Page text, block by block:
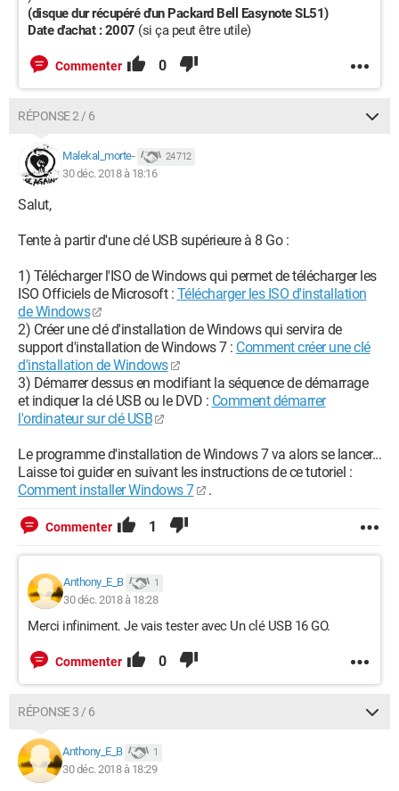
Processeur graphique : NVIDIA GeForce 7150M / nForce
630M (HP)
(SATA )
Processeur : AMD Athlon x2 64 (détécté comme Mobile AMD
Date d'achat : 2007 (si ça peut être utile)
Configuration:
(disque dur récupéré d'un Packard Bell Easynote SL51)
Date d'achat : 2007 (si ça peut être utile)
Commenter 0
RÉPONSE 2 / 6
Malekal_morte- 24 712
30 déc. 2018 à 18:16
Salut,
Tente à partir d'une clé USB supérieure à 8 Go :
1) Télécharger l'ISO de Windows qui permet de télécharger les
ISO Officiels de Microsoft : Télécharger les ISO d'installation
de Windows
2) Créer une clé d'installation de Windows qui servira de
support d'installation de Windows 7 : Comment créer une clé
d'installation de Windows
3) Démarrer dessus en modifiant la séquence de démarrage
et indiquer la clé USB ou le DVD : Comment démarrer
l'ordinateur sur clé USB
Le programme d'installation de Windows 7 va alors se lancer...
Laisse toi guider en suivant les instructions de ce tutoriel :
Comment installer Windows 7
.
Commenter 1
Anthony_E_B 1
30 déc. 2018 à 18:28
Merci infiniment. Je vais tester avec Un clé USB 16 GO.
Commenter 0
RÉPONSE 3 / 6
Anthony_E_B 1
30 déc. 2018 à 18:29